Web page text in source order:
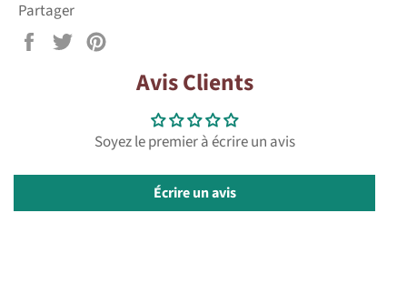
Partager
PartagerTweeter
Pinterest
Avis Clients
Soyez le premier à écrire un avis
Écrire un avis